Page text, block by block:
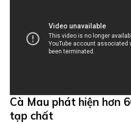
Cà Mau phát hiện hơn
tạp chất